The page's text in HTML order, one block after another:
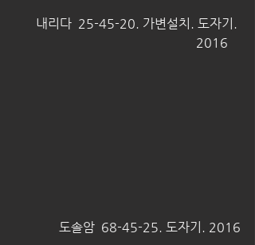
2016
도솔암  68-45-25. 도자기. 2016